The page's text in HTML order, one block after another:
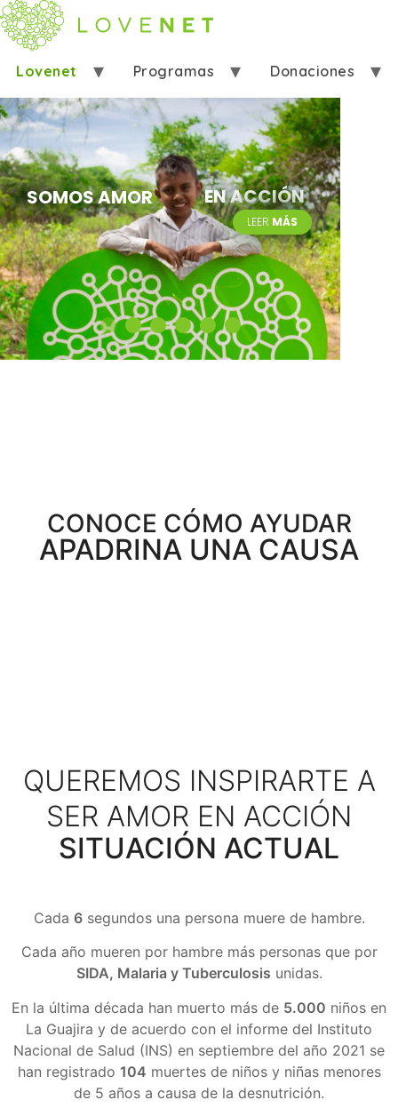
Lovenet Programas Donaciones
Ayudar Eventos Contáctanos
SOMOS AMOR
LEER MÁS
EN ACCIÓN
CONOCE CÓMO AYUDAR
APADRINA UNA CAUSA
QUEREMOS INSPIRARTE A
SER AMOR EN ACCIÓN
SITUACIÓN ACTUAL
Cada 6segundos una persona muere de hambre.
Cada año mueren por hambre más personas que por
SIDA, Malaria y Tuberculosis unidas.
En la última década han muerto más de 5.000 niños en
La Guajira y de acuerdo con el informe del Instituto
Nacional de Salud (INS) en septiembre del año 2021 se
han registrado 104 muertes de niños y niñas menores
de 5 años a causa de la desnutrición.